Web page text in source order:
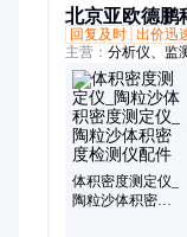
北京亚欧德鹏
回复及时 出价迅
主营： 分析仪、监
定仪、扫描仪、振
体积密度测定仪_
陶粒沙体积密度